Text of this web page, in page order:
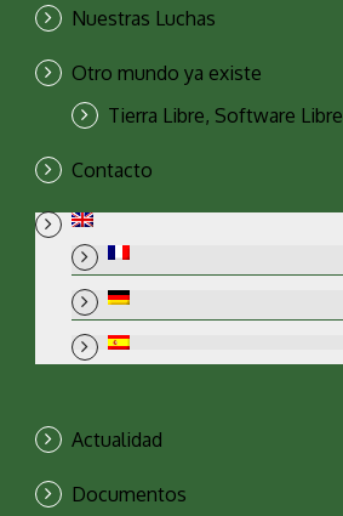
Nuestras Luchas
Otro mundo ya existe
Tierra Libre, Software Libre
Contacto
Actualidad
Documentos